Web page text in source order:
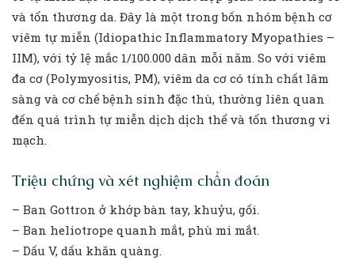
và tổn thương da. Đây là một trong bốn nhóm bệnh cơ
viêm tự miễn (Idiopathic Inflammatory Myopathies –
IIM), với tỷ lệ mắc 1/100.000 dân mỗi năm. So với viêm
đa cơ (Polymyositis, PM), viêm da cơ có tính chất lâm
sàng và cơ chế bệnh sinh đặc thù, thường liên quan
đến quá trình tự miễn dịch dịch thể và tổn thương vi
mạch.
Triệu chứng và xét nghiệm chẩn đoán
– Ban Gottron ở khớp bàn tay, khuỷu, gối.
– Ban heliotrope quanh mắt, phù mi mắt.
– Dấu V, dấu khăn quàng.